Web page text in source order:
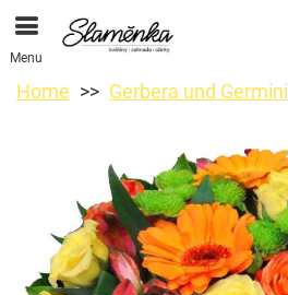
Menu
Home Gerbera und Germini